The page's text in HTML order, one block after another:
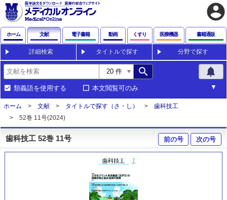
account_circle
ホーム 文献 電子書籍 動画 くすり 医療機器 書籍通販
詳細検索 タイトルで探す 分野で探す
search notifications
類義語を使用する 本文閲覧可のみ
ホーム 文献 タイトルで探す（さ・し）
歯科技工
52巻 11号(2024)
歯科技工 52巻 11号 前の号 次の号